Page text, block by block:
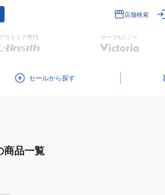
店舗検索
アウトドア専門 サーフ&スノー
セール
商品一覧